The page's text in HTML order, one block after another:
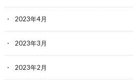
2023年4月
2023年3月
2023年2月